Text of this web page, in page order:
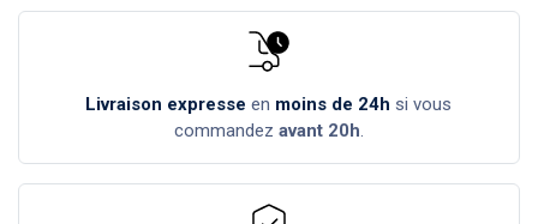
Livraison expresse en moins de 24h si vous
commandez avant 20h.